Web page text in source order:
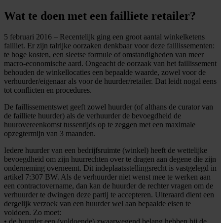
Wat te doen met een failliete retailer?
5 februari 2016 – ​Recentelijk ging een groot aantal winkelketens
failliet. Er zijn talrijke oorzaken denkbaar voor deze faillissementen:
te hoge kosten, een sleetse formule of omstandigheden van meer
macro-economische aard. Ongeacht de oorzaak van het faillissement
behouden de winkellocaties een bepaalde waarde, zowel voor de
verhuurder/eigenaar als voor de huurder/retailer. Dat leidt nogal eens
tot conflicten en procedures.
De faillissementswet geeft zowel huurder (of althans de curator van
de failliete huurder) als de verhuurder de bevoegdheid de
huurovereenkomst tussentijds op te zeggen met een maximale
opzegtermijn van 3 maanden.
Iedere huurder van een bedrijfsruimte (winkel) heeft de wettelijke
bevoegdheid om zijn huurrechten over te dragen aan degene die zijn
onderneming overneemt. Dit indeplaatsstellingsrecht is vastgelegd in
artikel 7:307 BW. Als de verhuurder niet wenst mee te werken aan
een contractovername, dan kan de huurder de rechter vragen om de
verhuurder te dwingen deze partij te accepteren. Uiteraard dient een
dergelijk verzoek van een huurder wel aan bepaalde eisen te
voldoen. Zo moet:
• de huurder een (voldoende) zwaarwegend belang hebben bij de